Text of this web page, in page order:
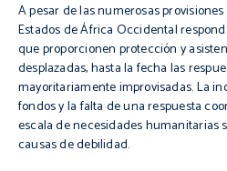
A pesar de las numerosas
Estados de África Occidental
que proporcionen protección y
desplazadas, hasta la fecha las
mayoritariamente improvisadas. La
fondos y la falta de una respuesta
escala de necesidades humanitarias
causas de debilidad.